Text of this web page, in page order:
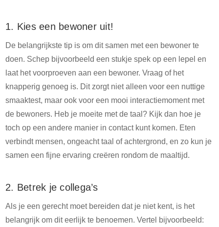
1. Kies een bewoner uit!
De belangrijkste tip is om dit samen met een bewoner te
doen. Schep bijvoorbeeld een stukje spek op een lepel en
laat het voorproeven aan een bewoner. Vraag of het
knapperig genoeg is. Dit zorgt niet alleen voor een nuttige
smaaktest, maar ook voor een mooi interactiemoment met
de bewoners. Heb je moeite met de taal? Kijk dan hoe je
toch op een andere manier in contact kunt komen. Eten
verbindt mensen, ongeacht taal of achtergrond, en zo kun je
samen een fijne ervaring creëren rondom de maaltijd.
2. Betrek je collega’s
Als je een gerecht moet bereiden dat je niet kent, is het
belangrijk om dit eerlijk te benoemen. Vertel bijvoorbeeld: